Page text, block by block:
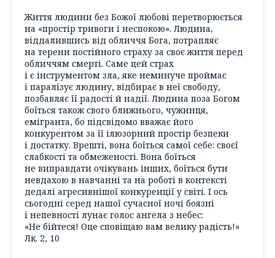
Життя людини без Божої любові перетворюється
на «простір тривоги і неспокою». Людина,
віддалившись від обличчя Бога, потрапляє
на терени постійного страху за своє життя перед
обличчям смерті. Саме цей страх
і є інструментом зла, яке неминуче проймає
і паралізує людину, відбирає в неї свободу,
позбавляє її радості й надії. Людина поза Богом
боїться також свого ближнього, чужинця,
емігранта, бо підсвідомо вважає його
конкурентом за її ілюзорний простір безпеки
і достатку. Врешті, вона боїться самої себе: своєї
слабкості та обмеженості. Вона боїться
не виправдати очікувань інших, боїться бути
невдахою в навчанні та на роботі в контексті
дедалі агресивнішої конкуренції у світі. І ось
сьогодні серед нашої сучасної ночі боязні
і непевності лунає голос ангела з небес:
«Не бійтеся! Оце сповіщаю вам велику радість!»
Лк. 2, 10